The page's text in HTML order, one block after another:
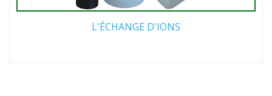
L'ÉCHANGE D'IONS